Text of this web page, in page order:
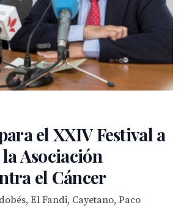
el XXIV Festival a
Asociación
el Cáncer
El Fandi, Cayetano, Paco